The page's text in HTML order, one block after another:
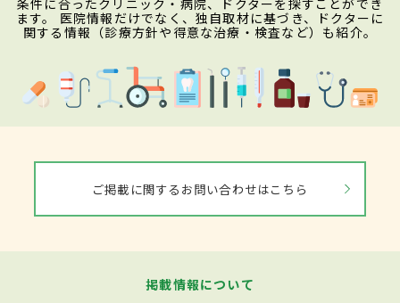
ます。 医院情報だけでなく、独自取材に基づき、ドクターに
関する情報（診療方針や得意な治療・検査など）も紹介。
ご掲載に関するお問い合わせはこちら
掲載情報について